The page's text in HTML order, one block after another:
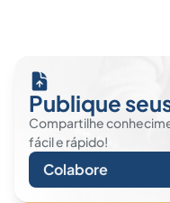
Publique
Compartilhe
fácil e rápido!
Colabore